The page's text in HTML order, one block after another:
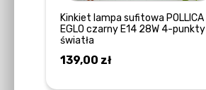
Kinkiet lampa sufitowa POLLICA
EGLO czarny E14 28W 4-punkty
światła
139,00 zł